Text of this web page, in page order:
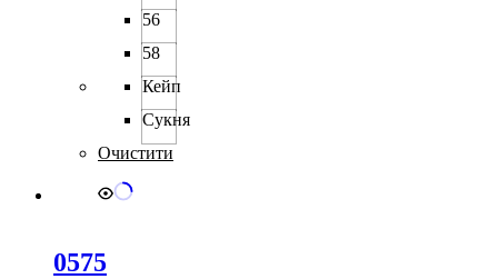
56
58
Кейп
Сукня
Очистити
0575